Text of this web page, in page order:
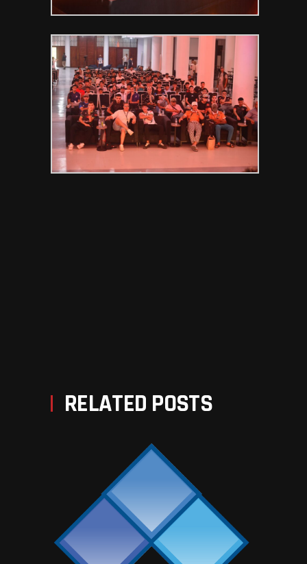
RELATED POSTS